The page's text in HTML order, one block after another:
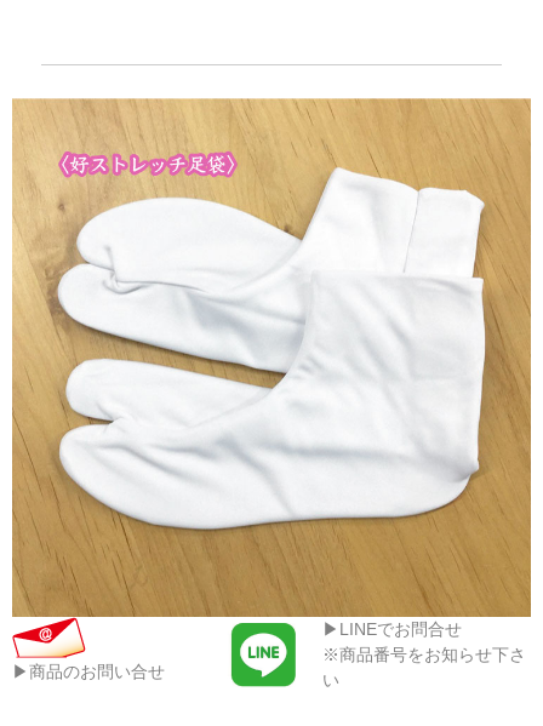
▶商品のお問い合せ
▶LINEでお問合せ
※商品番号をお知らせ下さ
い